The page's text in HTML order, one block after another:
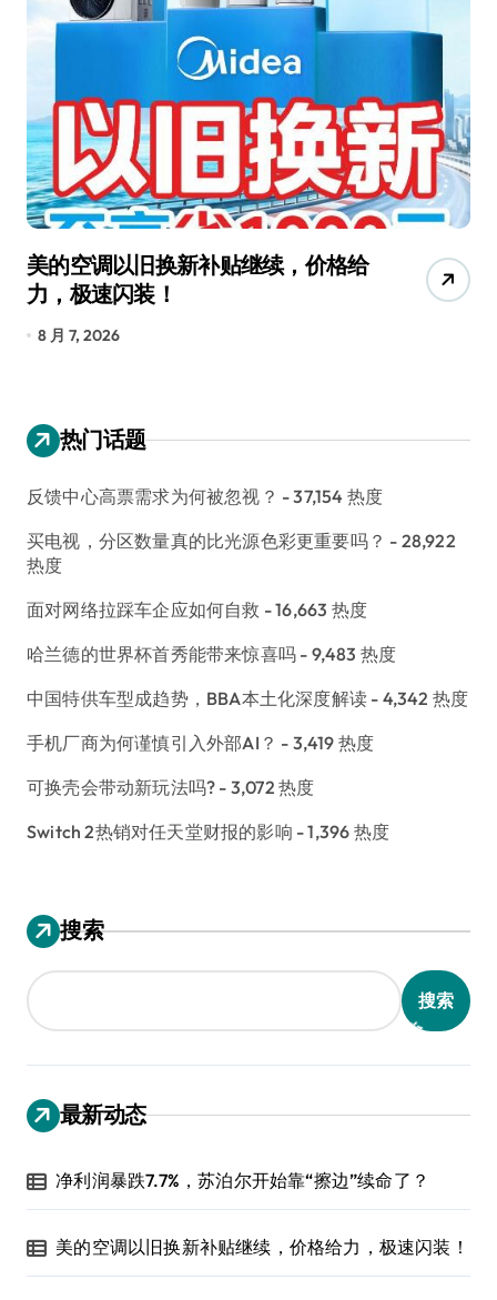
美的空调以旧换新补贴继续，价格给
力，极速闪装！
8 月 7, 2026
热门话题
反馈中心高票需求为何被忽视？ - 37,154 热度
买电视，分区数量真的比光源色彩更重要吗？ - 28,922
热度
面对网络拉踩车企应如何自救 - 16,663 热度
哈兰德的世界杯首秀能带来惊喜吗 - 9,483 热度
中国特供车型成趋势，BBA本土化深度解读 - 4,342 热度
手机厂商为何谨慎引入外部AI？ - 3,419 热度
可换壳会带动新玩法吗? - 3,072 热度
Switch 2热销对任天堂财报的影响 - 1,396 热度
搜索
搜索
最新动态
净利润暴跌7.7%，苏泊尔开始靠“擦边”续命了？
美的空调以旧换新补贴继续，价格给力，极速闪装！